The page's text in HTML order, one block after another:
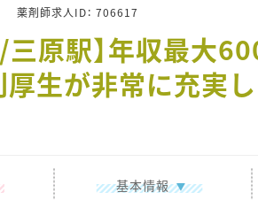
薬剤師求人ID： 706617
/三原駅】年収最大
生が非常に充実
基本情報